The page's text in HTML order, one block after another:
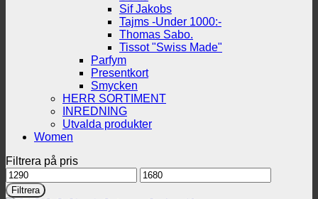
Sif Jakobs
Tajms -Under 1000:-
Thomas Sabo.
Tissot "Swiss Made"
Parfym
Presentkort
Smycken
HERR SORTIMENT
INREDNING
Utvalda produkter
Women
Filtrera på pris
Min
pris
Max
pris
Filtrera